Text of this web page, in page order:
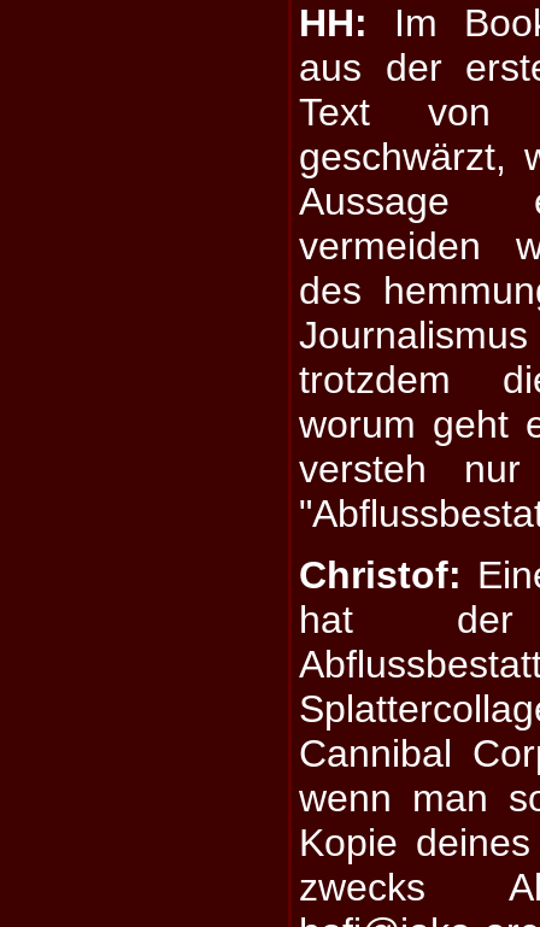
HH: Im
aus der
Text von
geschwärzt,
Aussage
vermeiden
des
trotzdem
worum geht
versteh nur
Christof:
hat
Cannibal
wenn man
Kopie
zwecks